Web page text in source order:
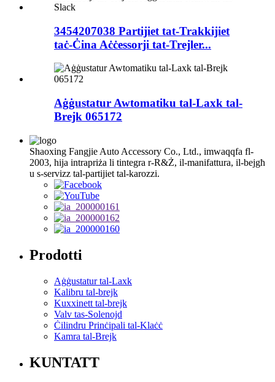
3454207038 Partijiet tat-Trakkijiet
taċ-Ċina Aċċessorji tat-Trejler...
Aġġustatur Awtomatiku tal-Laxk tal-
Brejk 065172
Shaoxing Fangjie Auto Accessory Co., Ltd., imwaqqfa fl-
2003, hija intrapriża li tintegra r-R&Ż, il-manifattura, il-bejgħ
u s-servizz tal-partijiet tal-karozzi.
Prodotti
Aġġustatur tal-Laxk
Kalibru tal-brejk
Kuxxinett tal-brejk
Valv tas-Solenojd
Ċilindru Prinċipali tal-Klaċċ
Kamra tal-Brejk
KUNTATT